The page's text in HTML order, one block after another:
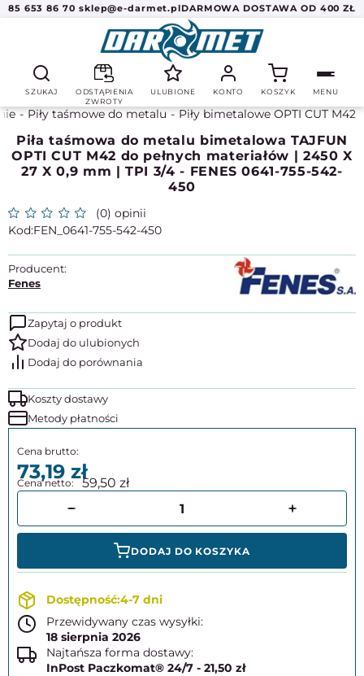
85 653 86 70 sklep@e-darmet.plDARMOWA DOSTAWA OD 400 ZŁ
SZUKAJ
ODSTĄPIENIA
ZWROTY
ULUBIONE KONTO KOSZYK MENU
Piły taśmowe do metalu Piły bimetalowe OPTI CUT M42
Piła taśmowa do metalu bimetalowa TAJFUN
OPTI CUT M42 do pełnych materiałów | 2450 X
27 X 0,9 mm | TPI 3/4 - FENES 0641-755-542-
450
(0) opinii
FEN_0641-755-542-450
Producent:
Fenes
Zapytaj o produkt
Koszty dostawy
Metody płatności
73,19 59,50
DODAJ DO KOSZYKA
4-7 dni
Przewidywany czas wysyłki:
18 sierpnia 2026
Najtańsza forma dostawy:
InPost Paczkomat® 24/7 - 21,50 zł